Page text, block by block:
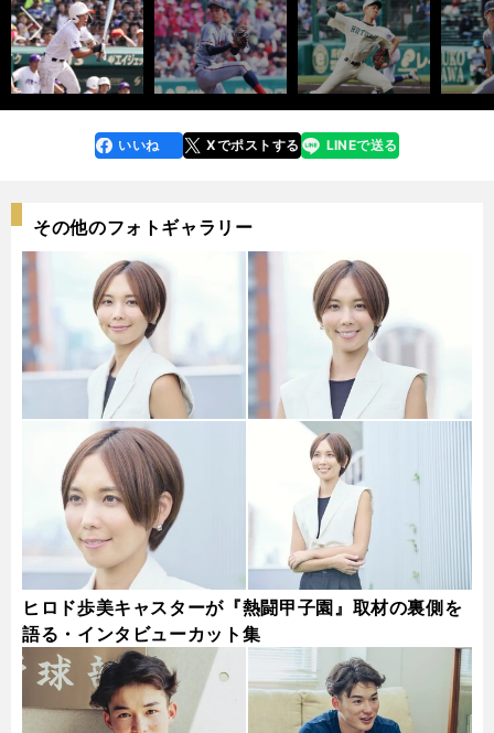
faceboo
k
いいね Xでポストする
line LINEで送る
その他のフォトギャラリー
ヒロド歩美キャスターが『熱闘甲子園』取材の裏側を
語る・インタビューカット集